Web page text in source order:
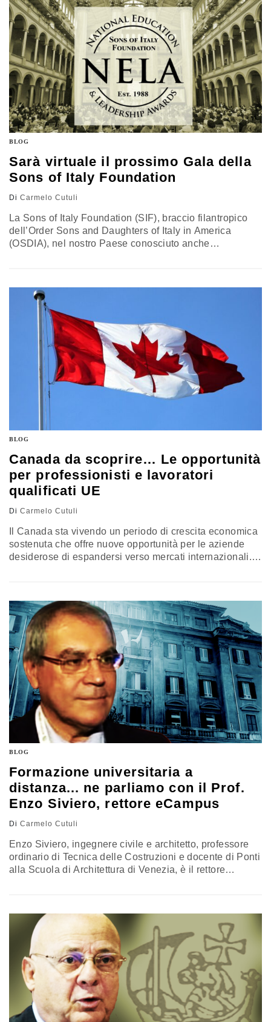
il sistema alimentare canadese. L'obiettivo principale…
BLOG
Sarà virtuale il prossimo Gala della
Sons of Italy Foundation
Di Carmelo Cutuli
La Sons of Italy Foundation (SIF), braccio filantropico
dell’Order Sons and Daughters of Italy in America
(OSDIA), nel nostro Paese conosciuto anche
italoamericano Joe Mantegna, per il 18° anno
consecutivo, il maestro delle cerimonie del NELA Gala
che, quest’anno vedrà nella…
BLOG
Canada da scoprire… Le opportunità
per professionisti e lavoratori
qualificati UE
Di Carmelo Cutuli
Il Canada sta vivendo un periodo di crescita economica
sostenuta che offre nuove opportunità per le aziende
desiderose di espandersi verso mercati internazionali.
contesto, i lavoratori stranieri altamente qualificati
stanno diventando sempre più importanti per soddisfare
la crescente…
BLOG
Formazione universitaria a
distanza... ne parliamo con il Prof.
Enzo Siviero, rettore eCampus
Di Carmelo Cutuli
Enzo Siviero, ingegnere civile e architetto, professore
ordinario di Tecnica delle Costruzioni e docente di Ponti
alla Scuola di Architettura di Venezia, è il rettore
ruolo di rettore di una Università telematica invece si
confronta quotidianamente con infrastrutture
immateriali…